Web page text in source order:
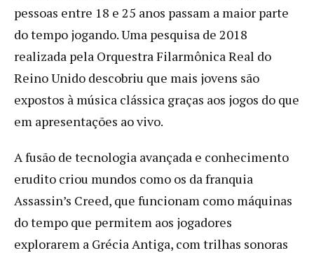
pessoas entre 18 e 25 anos passam a maior parte
do tempo jogando. Uma pesquisa de 2018
realizada pela Orquestra Filarmônica Real do
Reino Unido descobriu que mais jovens são
expostos à música clássica graças aos jogos do que
em apresentações ao vivo.
A fusão de tecnologia avançada e conhecimento
erudito criou mundos como os da franquia
Assassin’s Creed, que funcionam como máquinas
do tempo que permitem aos jogadores
explorarem a Grécia Antiga, com trilhas sonoras